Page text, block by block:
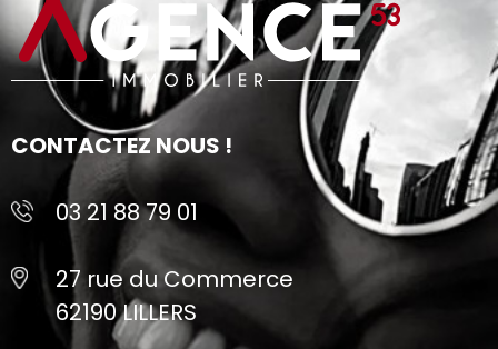
CONTACTEZ NOUS !
03 21 88 79 01
27 rue du Commerce
62190 LILLERS